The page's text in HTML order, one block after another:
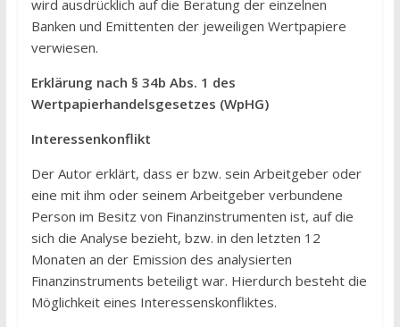
wird ausdrücklich auf die Beratung der einzelnen
Banken und Emittenten der jeweiligen Wertpapiere
verwiesen.
Erklärung nach § 34b Abs. 1 des
Wertpapierhandelsgesetzes (WpHG)
Interessenkonflikt
Der Autor erklärt, dass er bzw. sein Arbeitgeber oder
eine mit ihm oder seinem Arbeitgeber verbundene
Person im Besitz von Finanzinstrumenten ist, auf die
sich die Analyse bezieht, bzw. in den letzten 12
Monaten an der Emission des analysierten
Finanzinstruments beteiligt war. Hierdurch besteht die
Möglichkeit eines Interessenskonfliktes.